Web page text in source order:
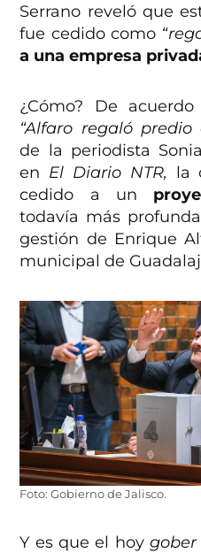
Serrano reveló que
fue cedido como
a una empresa
¿Cómo? De
“Alfaro regaló predio
de la periodista
en El Diario NTR, la
cedido a un
todavía más
gestión de Enrique
municipal de
Foto: Gobierno de Jalisco.
Y es que el hoy gober